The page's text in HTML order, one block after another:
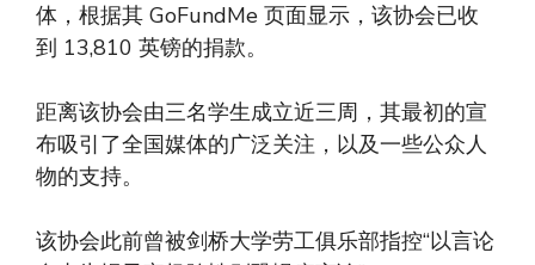
体，根据其 GoFundMe 页面显示，该协会已收
到 13,810 英镑的捐款。
距离该协会由三名学生成立近三周，其最初的宣
布吸引了全国媒体的广泛关注，以及一些公众人
物的支持。
该协会此前曾被剑桥大学劳工俱乐部指控“以言论